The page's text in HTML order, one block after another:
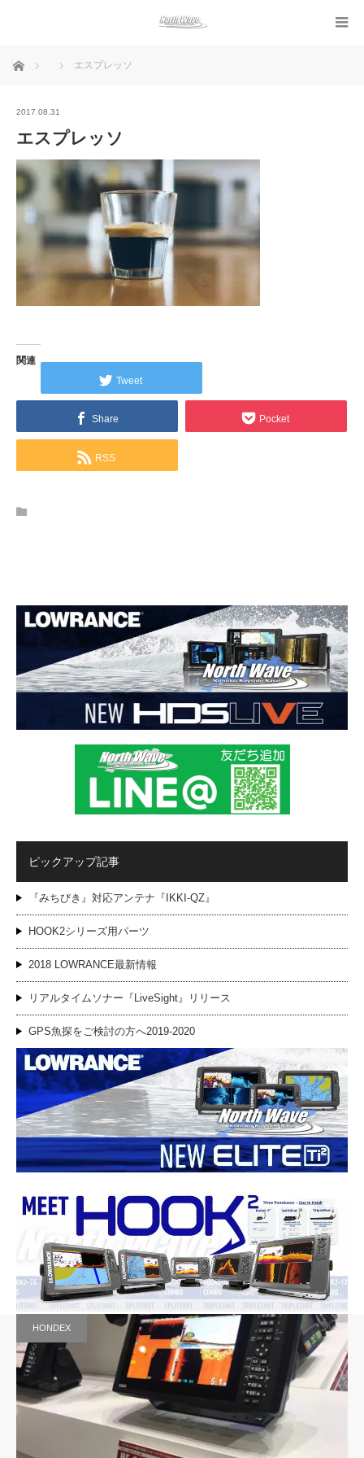
ホーム エスプレッソ
2017.08.31
エスプレッソ
関連
Tweet
Share Pocket
RSS
ピックアップ記事
『みちびき』対応アンテナ『IKKI-QZ』
HOOK2シリーズ用パーツ
2018 LOWRANCE最新情報
リアルタイムソナー『LiveSight』リリース
GPS魚探をご検討の方へ2019-2020
HONDEX